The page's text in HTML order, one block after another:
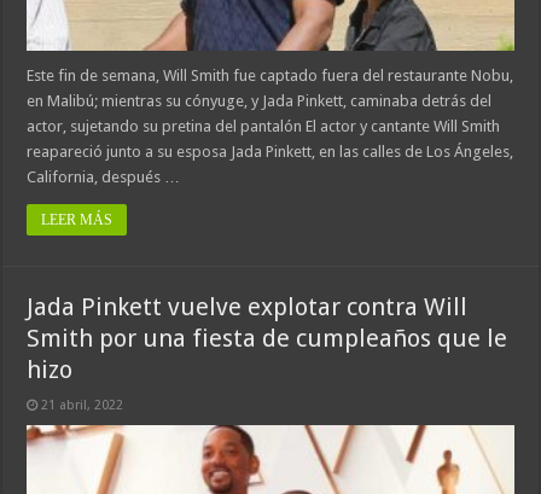
Este fin de semana, Will Smith fue captado fuera del restaurante Nobu,
en Malibú; mientras su cónyuge, y Jada Pinkett, caminaba detrás del
actor, sujetando su pretina del pantalón El actor y cantante Will Smith
reapareció junto a su esposa Jada Pinkett, en las calles de Los Ángeles,
California, después …
LEER MÁS
Jada Pinkett vuelve explotar contra Will
Smith por una fiesta de cumpleaños que le
hizo
21 abril, 2022